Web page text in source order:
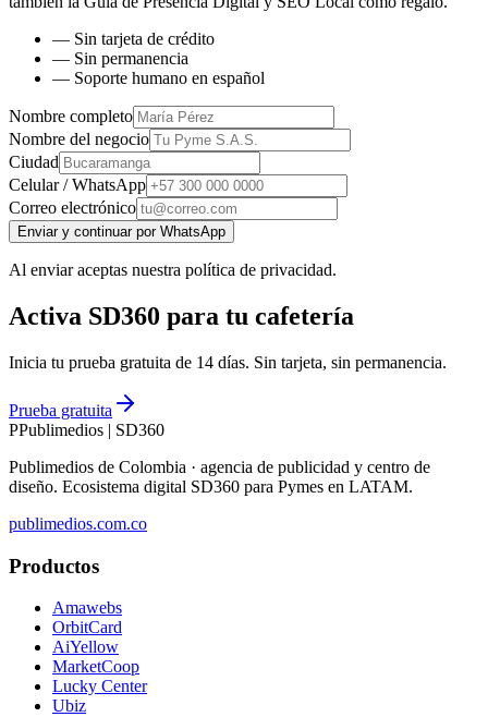
— Sin tarjeta de crédito
— Sin permanencia
— Soporte humano en español
Nombre completo
Nombre del negocio
Ciudad
Celular / WhatsApp
Correo electrónico
Enviar y continuar por WhatsApp
Al enviar aceptas nuestra política de privacidad.
Activa SD360 para tu cafetería
Inicia tu prueba gratuita de 14 días. Sin tarjeta, sin permanencia.
Prueba gratuita
PPublimedios | SD360
Publimedios de Colombia · agencia de publicidad y centro de
diseño. Ecosistema digital SD360 para Pymes en LATAM.
publimedios.com.co
Productos
Amawebs
OrbitCard
AiYellow
MarketCoop
Lucky Center
Ubiz